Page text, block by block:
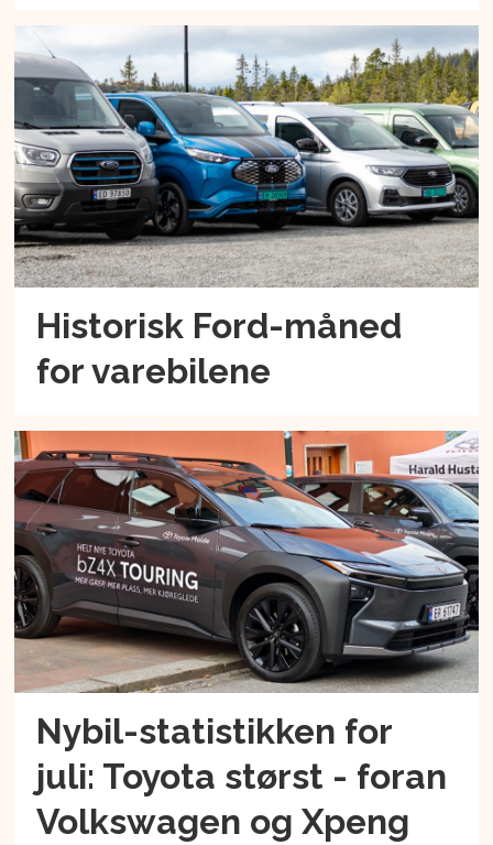
Historisk Ford-måned
for varebilene
Nybil-statistikken for
juli: Toyota størst - foran
Volkswagen og Xpeng